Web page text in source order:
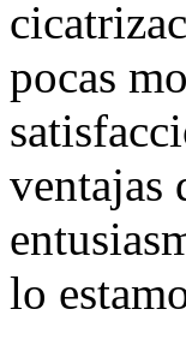
pocas
ventajas
lo